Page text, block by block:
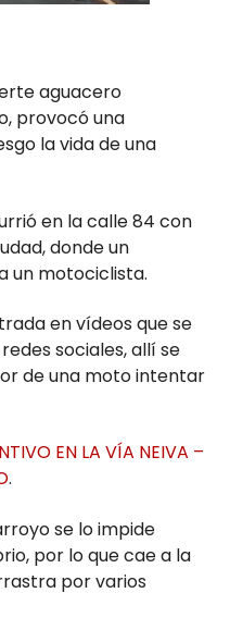
aguacero
provocó una
la vida de una
en la calle 84 con
donde un
un motociclista.
en vídeos que se
sociales, allí se
de una moto intentar
EN LA VÍA NEIVA –
.
se lo impide
por lo que cae a la
por varios